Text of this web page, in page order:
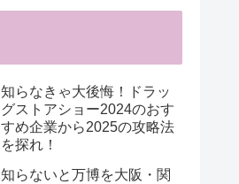
知らなきゃ大後悔！ドラッ
グストアショー2024のおす
すめ企業から2025の攻略法
を探れ！
知らないと万博を大阪・関